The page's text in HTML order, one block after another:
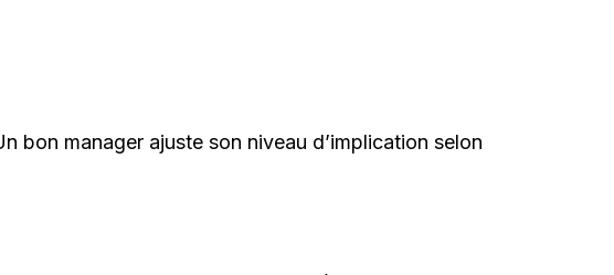
bon manager ajuste son niveau d’implication selon